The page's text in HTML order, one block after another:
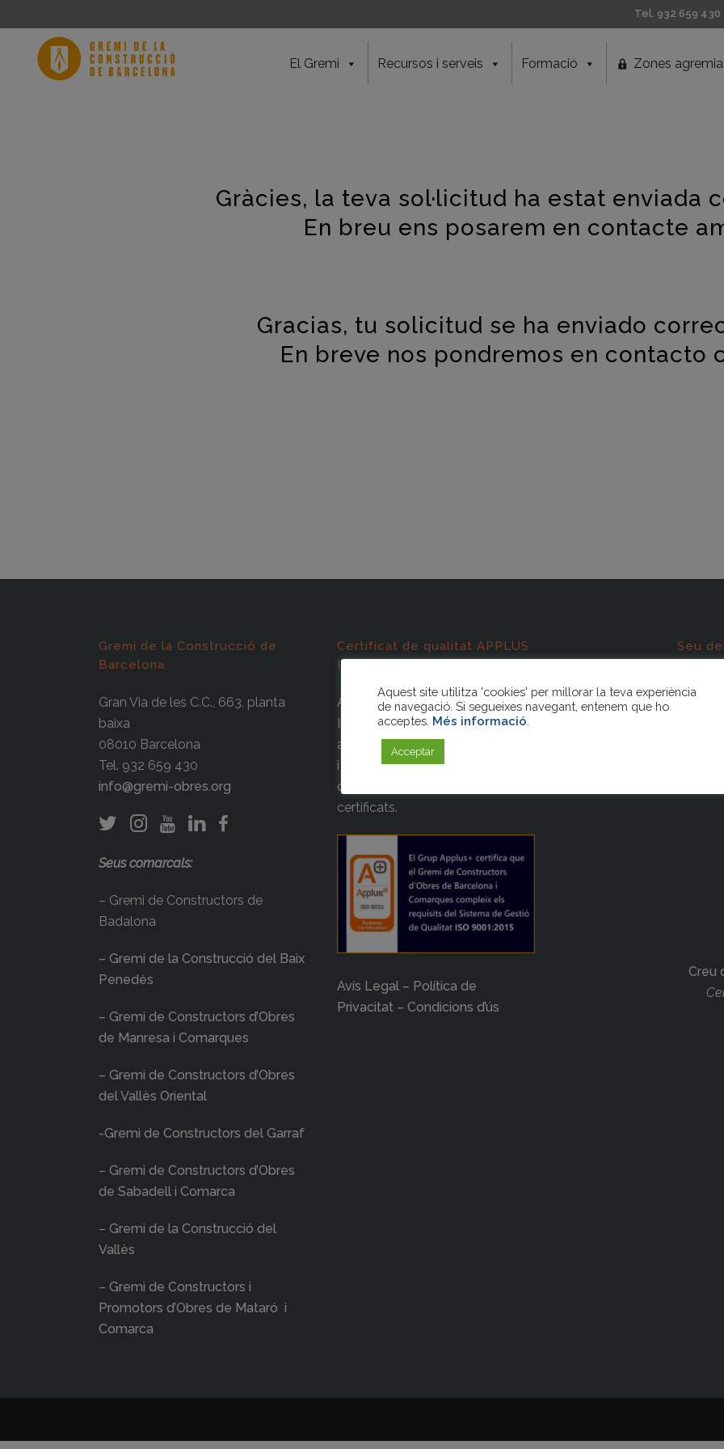
Tel. 932 659 430
El Gremi Recursos i serveis Formació Zones
Gràcies, la teva sol·licitud ha estat enviada
En breu ens posarem en contacte
Gracias, tu solicitud se ha enviado
En breve nos pondremos en contacto
Gremi de la Construcció de
Barcelona
Gran Via de les C.C., 663, planta
baixa
08010 Barcelona
Tel. 932 659 430
info@gremi-obres.org
Seus comarcals:
– Gremi de Constructors de
Badalona
– Gremi de la Construcció del Baix
Penedès
– Gremi de Constructors d’Obres
de Manresa i Comarques
– Gremi de Constructors d’Obres
del Vallès Oriental
-Gremi de Constructors del Garraf
– Gremi de Constructors d’Obres
de Sabadell i Comarca
– Gremi de la Construcció del
Vallès
– Gremi de Constructors i
Promotors d’Obres de Mataró i
Comarca
Certificat de qualitat APPLUS
ISO 9001
Abast de la certificació:
Informació i assessorament als
agremiats, Assessorament jurídic
i laboral, Formació continuada i
ocupacional, Gestió de tràmits i
certificats.
Avís Legal – Política de
Privacitat – Condicions d’ús
Seu
Creu
Aquest site utilitza 'cookies' per millorar la teva experiència
de navegació. Si segueixes navegant, entenem que ho
acceptes. Més informació
Acceptar